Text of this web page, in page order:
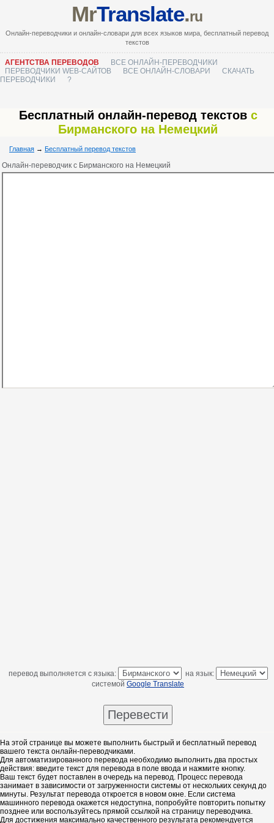
MrTranslate.ru
Онлайн-переводчики и онлайн-словари для всех языков мира, бесплатный перевод
текстов
АГЕНТСТВА ПЕРЕВОДОВ
ВСЕ ОНЛАЙН-ПЕРЕВОДЧИКИ
ПЕРЕВОДЧИКИ WEB-САЙТОВ
ВСЕ ОНЛАЙН-СЛОВАРИ
СКАЧАТЬ
ПЕРЕВОДЧИКИ
?
Бесплатный онлайн-перевод текстов с
Бирманского на Немецкий
Главная → Бесплатный перевод текстов
Онлайн-переводчик с Бирманского на Немецкий
перевод выполняется с языка:
на язык:
системой Google Translate
На этой странице вы можете выполнить быстрый и бесплатный перевод
вашего текста онлайн-переводчиками.
Для автоматизированного перевода необходимо выполнить два простых
действия: введите текст для перевода в поле ввода и нажмите кнопку.
Ваш текст будет поставлен в очередь на перевод. Процесс перевода
занимает в зависимости от загруженности системы от нескольких секунд до
минуты. Результат перевода откроется в новом окне. Если система
машинного перевода окажется недоступна, попробуйте повторить попытку
позднее или воспользуйтесь прямой ссылкой на страницу переводчика.
Для достижения максимально качественного результата рекомендуется